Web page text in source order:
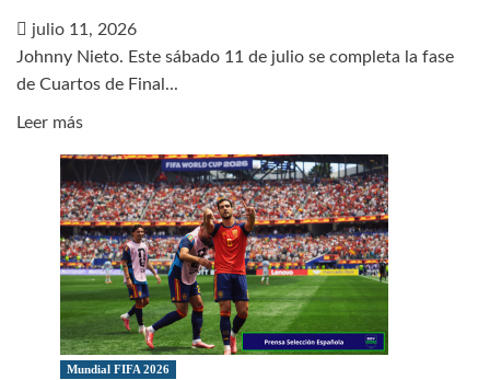
julio 11, 2026
Johnny Nieto. Este sábado 11 de julio se completa la fase
de Cuartos de Final...
Leer másLeer
sobre
Previa
de
Noruega
–
Inglaterra
y
Argentina
Mundial FIFA 2026